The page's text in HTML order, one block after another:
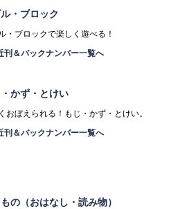
・ブロック
・ブロックで楽しく遊べる！
刊＆バックナンバー一覧へ
かず・とけい
おぼえられる！もじ・かず・とけい。
刊＆バックナンバー一覧へ
の（おはなし・読み物）